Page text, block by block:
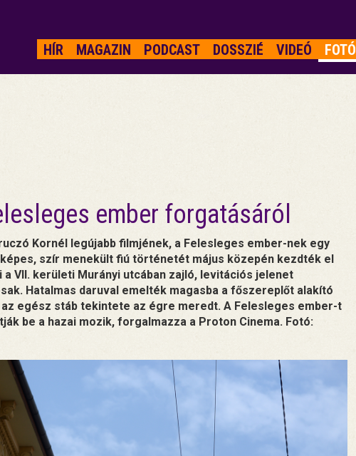
HÍR MAGAZIN PODCAST DOSSZIÉ VIDEÓ FOTÓ
ember forgatásáról
Kornél legújabb filmjének, a Felesleges ember-nek egy
szír menekült fiú történetét május közepén kezdték el
VII. kerületi Murányi utcában zajló, levitációs jelenet
Hatalmas daruval emelték magasba a főszereplőt alakító
egész stáb tekintete az égre meredt. A Felesleges ember-t
be a hazai mozik, forgalmazza a Proton Cinema. Fotó: